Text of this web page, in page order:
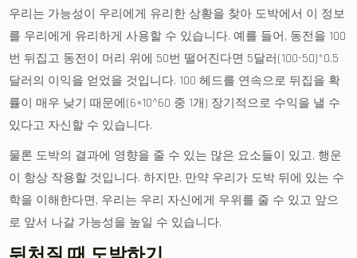
우리는 가능성이 우리에게 유리한 상황을 찾아 도박에서 이 정보
를 우리에게 유리하게 사용할 수 있습니다. 예를 들어, 동전을 100
번 뒤집고 동전이 머리 위에 50번 떨어진다면 5달러(100-50)*0.5
달러의 이익을 얻었을 것입니다. 100 헤드를 연속으로 뒤집을 확
률이 매우 낮기 때문에(6×10^60 중 1개) 장기적으로 수익을 낼 수
있다고 자신할 수 있습니다.
물론 도박의 결과에 영향을 줄 수 있는 많은 요소들이 있고, 행운
이 항상 작용할 것입니다. 하지만, 만약 우리가 도박 뒤에 있는 수
학을 이해한다면, 우리는 우리 자신에게 우위를 줄 수 있고 앞으
로 앞서 나갈 가능성을 높일 수 있습니다.